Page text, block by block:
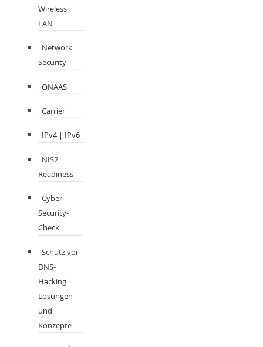
Wireless
LAN
Network
Security
ONAAS
Carrier
IPv4 | IPv6
NIS2
Readiness
Cyber-
Security-
Check
Schutz vor
DNS-
Hacking |
Lösungen
und
Konzepte